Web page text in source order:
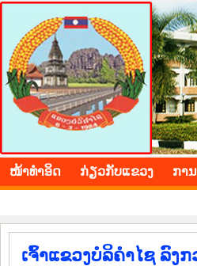
ໜ້າ​ທຳ​ອິດ ​ກ່ຽວ​ກັບ​ແຂວງ ກາ
ເຈົ້າແຂວງບໍລິຄຳໄຊ ລົງ